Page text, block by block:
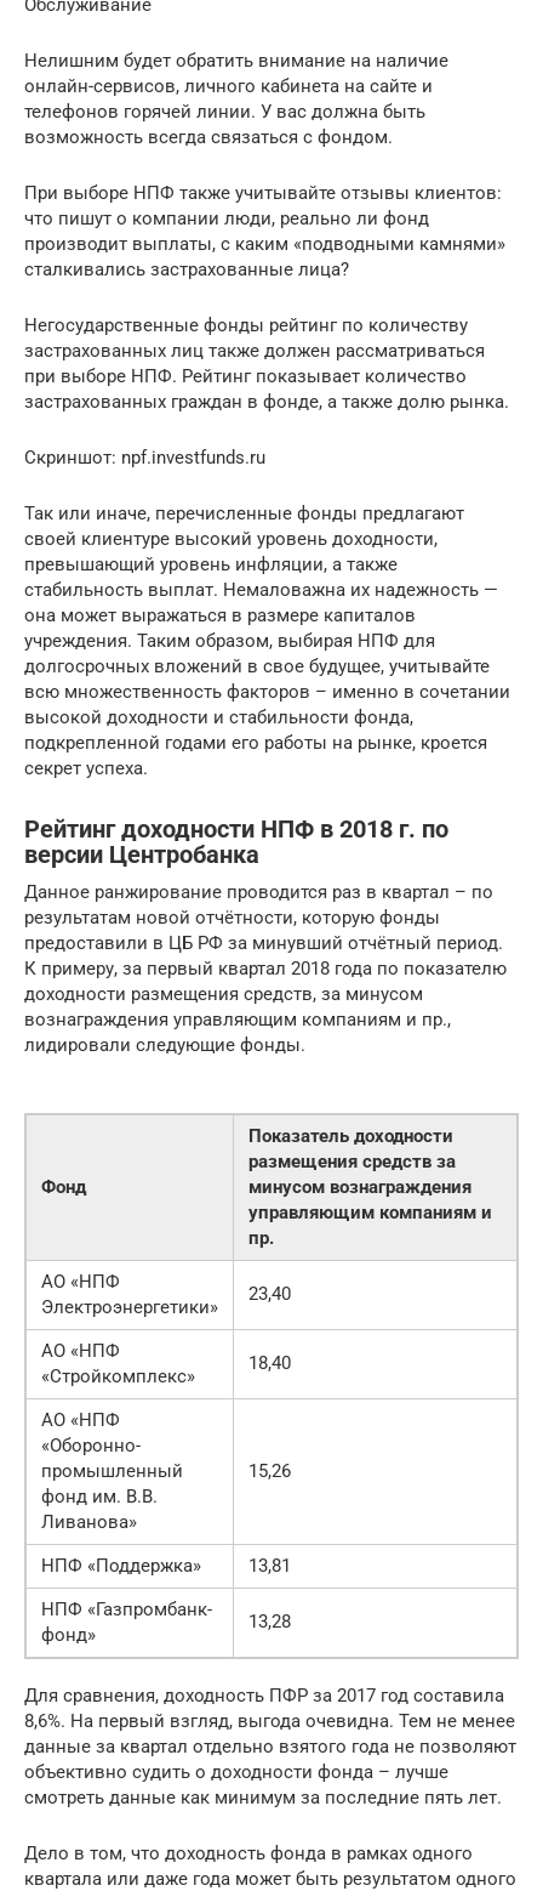
Обслуживание
Нелишним будет обратить внимание на наличие
онлайн-сервисов, личного кабинета на сайте и
телефонов горячей линии. У вас должна быть
возможность всегда связаться с фондом.
При выборе НПФ также учитывайте отзывы клиентов:
что пишут о компании люди, реально ли фонд
производит выплаты, с каким «подводными камнями»
сталкивались застрахованные лица?
Негосударственные фонды рейтинг по количеству
застрахованных лиц также должен рассматриваться
при выборе НПФ. Рейтинг показывает количество
застрахованных граждан в фонде, а также долю рынка.
Скриншот: npf.investfunds.ru
Так или иначе, перечисленные фонды предлагают
своей клиентуре высокий уровень доходности,
превышающий уровень инфляции, а также
стабильность выплат. Немаловажна их надежность —
она может выражаться в размере капиталов
учреждения. Таким образом, выбирая НПФ для
долгосрочных вложений в свое будущее, учитывайте
всю множественность факторов – именно в сочетании
высокой доходности и стабильности фонда,
подкрепленной годами его работы на рынке, кроется
секрет успеха.
Рейтинг доходности НПФ в 2018 г. по
версии Центробанка
Данное ранжирование проводится раз в квартал – по
результатам новой отчётности, которую фонды
предоставили в ЦБ РФ за минувший отчётный период.
К примеру, за первый квартал 2018 года по показателю
доходности размещения средств, за минусом
вознаграждения управляющим компаниям и пр.,
лидировали следующие фонды.
Фонд
Показатель доходности
размещения средств за
минусом вознаграждения
управляющим компаниям и
пр.
АО «НПФ
Электроэнергетики»
23,40
АО «НПФ
«Стройкомплекс»
18,40
АО «НПФ
«Оборонно-
промышленный
фонд им. В.В.
Ливанова»
15,26
НПФ «Поддержка»
13,81
НПФ «Газпромбанк-
фонд»
13,28
Для сравнения, доходность ПФР за 2017 год составила
8,6%. На первый взгляд, выгода очевидна. Тем не менее
данные за квартал отдельно взятого года не позволяют
объективно судить о доходности фонда – лучше
смотреть данные как минимум за последние пять лет.
Дело в том, что доходность фонда в рамках одного
квартала или даже года может быть результатом одного